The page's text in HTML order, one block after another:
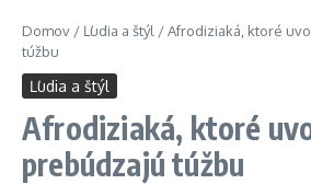
Domov / Ľudia a štýl /Afrodiziaká, ktoré
túžbu
Ľudia a štýl
Afrodiziaká, ktoré
prebúdzajú túžbu